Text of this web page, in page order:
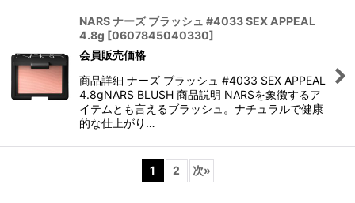
NARS ナーズ ブラッシュ #4033 SEX APPEAL
4.8g [0607845040330]
会員販売価格
商品詳細 ナーズ ブラッシュ #4033 SEX APPEAL
4.8gNARS BLUSH 商品説明 NARSを象徴するア
イテムとも言えるブラッシュ。ナチュラルで健康
的な仕上がり…
1 2 次»